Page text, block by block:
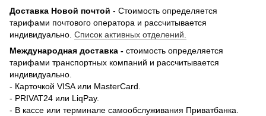
Доставка Новой почтой - Стоимость определяется
тарифами почтового оператора и рассчитывается
индивидуально. Список активных отделений.
Международная доставка - стоимость определяется
тарифами транспортных компаний и рассчитывается
индивидуально.
- Карточкой VISA или MasterCard.
- PRIVAT24 или LiqPay.
- В кассе или терминале самообслуживания Приватбанка.